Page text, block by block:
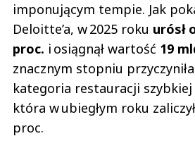
imponującym tempie. Jak
Deloitte’a, w 2025 roku urósł
proc. i osiągnął wartość 19
znacznym stopniu
kategoria restauracji szybkiej
która w ubiegłym roku
proc.